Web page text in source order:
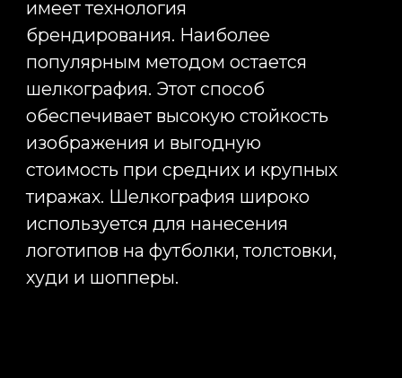
+7
Нажимая кнопку «Отправить», я даю свое
согласие на обработку моих персональных
данных, в соответствии с Федеральным законом
от 27.07.2006 года №152-ФЗ «О персональных
данных», на условиях и для целей, определенных
вСогласии на обработку персональных данных*